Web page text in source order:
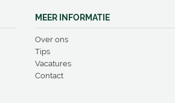
MEER INFORMATIE
Over ons
Tips
Vacatures
Contact